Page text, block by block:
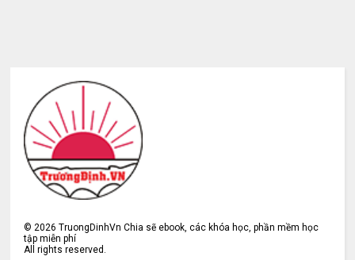
© 2026 TruongDinhVn Chia sẽ ebook, các khóa học, phần mềm học
tập miễn phí
All rights reserved.